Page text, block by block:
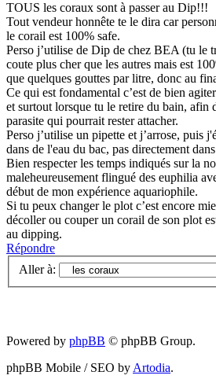
TOUS les coraux sont à passer au Dip!!!
Tout vendeur honnête te le dira car
le corail est 100% safe.
Perso j’utilise de Dip de chez BEA (tu le
coute plus cher que les autres mais est
que quelques gouttes par litre, donc au
Ce qui est fondamental c’est de bien
et surtout lorsque tu le retire du bain, afin
parasite qui pourrait rester attacher.
Perso j’utilise un pipette et j’arrose, puis
dans de l'eau du bac, pas directement
Bien respecter les temps indiqués sur la
maleheureusement flingué des euphilia
début de mon expérience aquariophile.
Si tu peux changer le plot c’est encore
décoller ou couper un corail de son plot
au dipping.
Répondre
Aller à:
Powered by phpBB © phpBB Group.
phpBB Mobile / SEO by Artodia.